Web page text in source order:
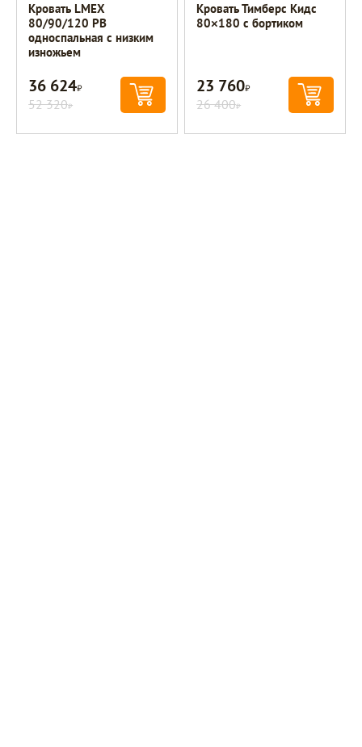
Кровать LMEX
80/90/120 PB
односпальная с низким
изножьем
36 624Р
52 320Р
Кровать Тимберс Кидс
80×180 с бортиком
23 760Р
26 400Р